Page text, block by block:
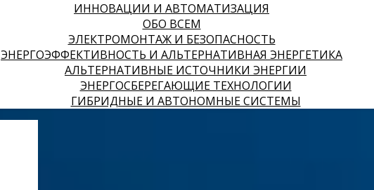
ИННОВАЦИИ И АВТОМАТИЗАЦИЯ
ОБО ВСЕМ
ЭЛЕКТРОМОНТАЖ И БЕЗОПАСНОСТЬ
ЭНЕРГОЭФФЕКТИВНОСТЬ И АЛЬТЕРНАТИВНАЯ ЭНЕРГЕТИКА
АЛЬТЕРНАТИВНЫЕ ИСТОЧНИКИ ЭНЕРГИИ
ЭНЕРГОСБЕРЕГАЮЩИЕ ТЕХНОЛОГИИ
ГИБРИДНЫЕ И АВТОНОМНЫЕ СИСТЕМЫ